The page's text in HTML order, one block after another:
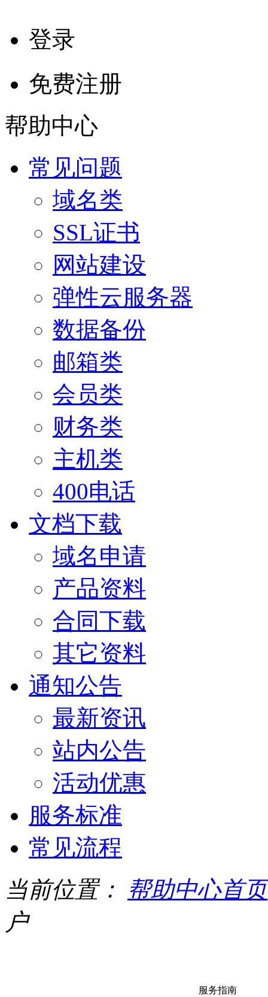
登录
免费注册
帮助中心
常见问题
域名类
SSL证书
网站建设
弹性云服务器
数据备份
邮箱类
会员类
财务类
主机类
400电话
文档下载
域名申请
产品资料
合同下载
其它资料
通知公告
最新资讯
站内公告
活动优惠
服务标准
常见流程
当前位置：
帮助中心首页
户
服务指南